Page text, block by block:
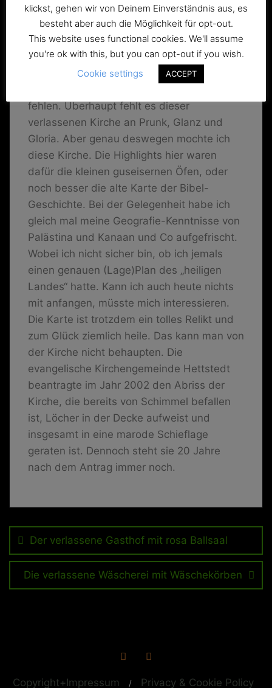
Fahro errichtet. Interessant fand ich die
hölzerne Decke, da ich bisher nur Kirchen
kenne, die eine steinerne Gewölbedecke
haben. Aber wenn es danach ginge,
würden dieser Kirche auch fette
fehlen. Überhaupt fehlt es dieser
verlassenen Kirche an Prunk, Glanz und
Gloria. Aber genau deswegen mochte ich
diese Kirche. Die Highlights hier waren
dafür die kleinen guseisernen Öfen, oder
noch besser die alte Karte der Bibel-
Geschichte. Bei der Gelegenheit habe ich
gleich mal meine Geografie-Kenntnisse von
Palästina und Kanaan und Co aufgefrischt.
Wobei ich nicht sicher bin, ob ich jemals
einen genauen (Lage)Plan des „heiligen
Landes“ hatte. Kann ich auch heute nichts
mit anfangen, müsste mich interessieren.
Die Karte ist trotzdem ein tolles Relikt und
zum Glück ziemlich heile. Das kann man von
der Kirche nicht behaupten. Die
evangelische Kirchengemeinde Hettstedt
beantragte im Jahr 2002 den Abriss der
Kirche, die bereits von Schimmel befallen
ist, Löcher in der Decke aufweist und
insgesamt in eine marode Schieflage
geraten ist. Dennoch steht sie 20 Jahre
nach dem Antrag immer noch.
Der verlassene Gasthof mit rosa Ballsaal
Die verlassene Wäscherei mit Wäschekörben
Copyright+Impressum Privacy & Cookie Policy
klickst, gehen wir von Deinem Einverständnis aus, es
besteht aber auch die Möglichkeit für opt-out.
This website uses functional cookies. We'll assume
you're ok with this, but you can opt-out if you wish.
Cookie settings
ACCEPT